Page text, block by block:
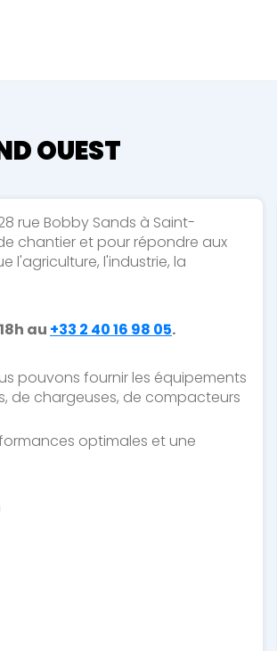
OUEST
rue Bobby Sands à Saint-
chantier et pour répondre aux
l'agriculture, l'industrie, la
au +33 2 40 16 98 05.
pouvons fournir les équipements
de chargeuses, de compacteurs
optimales et une